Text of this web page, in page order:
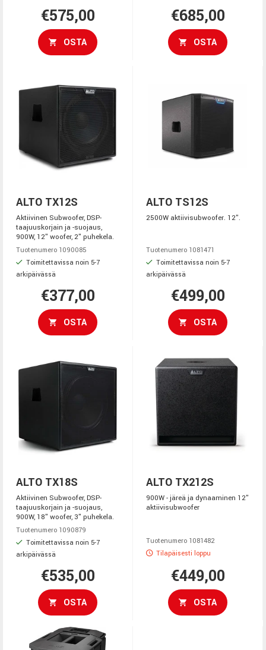
€575,00
OSTA
€685,00
OSTA
ALTO TX12S
Aktiivinen Subwoofer, DSP-
taajuuskorjain ja -suojaus,
900W, 12" woofer, 2" puhekela.
Tuotenumero 1090085
Toimitettavissa noin 5-7
arkipäivässä
€377,00
OSTA
ALTO TS12S
2500W aktiivisubwoofer. 12".
Tuotenumero 1081471
Toimitettavissa noin 5-7
arkipäivässä
€499,00
OSTA
ALTO TX18S
Aktiivinen Subwoofer, DSP-
taajuuskorjain ja -suojaus,
900W, 18" woofer, 3" puhekela.
Tuotenumero 1090879
Toimitettavissa noin 5-7
arkipäivässä
€535,00
OSTA
ALTO TX212S
900W - järeä ja dynaaminen 12"
aktiivisubwoofer
Tuotenumero 1081482
Tilapäisesti loppu
€449,00
OSTA